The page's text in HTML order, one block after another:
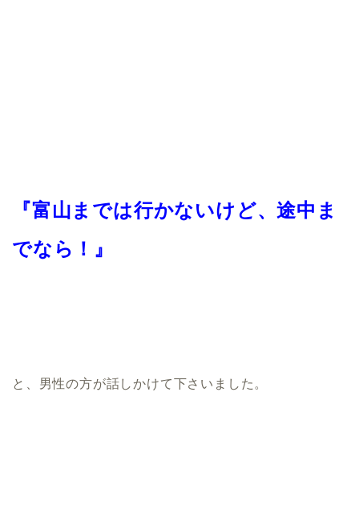
『富山までは行かないけど、途中ま
でなら！』
と、男性の方が話しかけて下さいました。